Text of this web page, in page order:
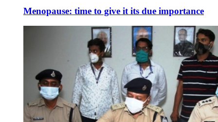
Menopause: time to give it its due importance